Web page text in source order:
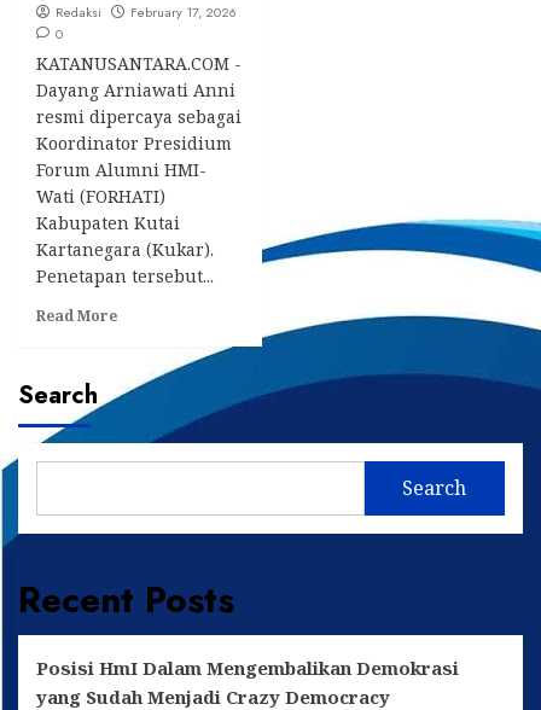
Redaksi
February 17, 2026
0
KATANUSANTARA.COM -
Dayang Arniawati Anni
resmi dipercaya sebagai
Koordinator Presidium
Forum Alumni HMI-
Wati (FORHATI)
Kabupaten Kutai
Kartanegara (Kukar).
Penetapan tersebut...
Read MoreRead
Voting
Internal
Tetapkan
Dayang
Pimpin
Search
Search
Recent Posts
Posisi HmI Dalam Mengembalikan Demokrasi
yang Sudah Menjadi Crazy Democracy